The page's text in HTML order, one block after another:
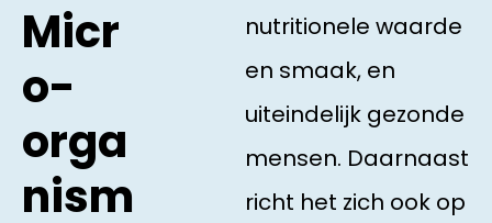
Micr
o-
orga
nism
nutritionele waarde
en smaak, en
uiteindelijk gezonde
mensen. Daarnaast
richt het zich ook op